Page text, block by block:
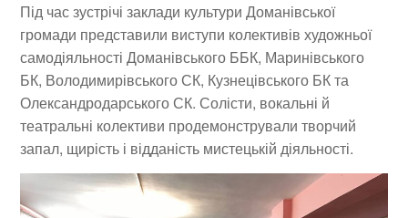
Під час зустрічі заклади культури Доманівської
громади представили виступи колективів художньої
самодіяльності Доманівського ББК, Маринівського
БК, Володимирівського СК, Кузнецівського БК та
Олександродарського СК. Солісти, вокальні й
театральні колективи продемонстрували творчий
запал, щирість і відданість мистецькій діяльності.